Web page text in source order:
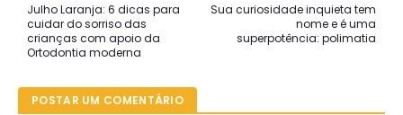
Sua curiosidade inquieta tem
nome e é uma
superpotência: polimatia
Julho Laranja: 6 dicas para
cuidar do sorriso das
crianças com apoio da
Ortodontia moderna
POSTAR UM COMENTÁRIO